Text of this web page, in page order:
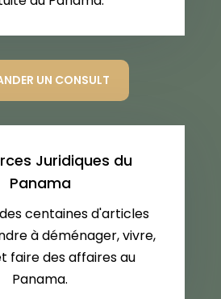
UN CONSULT
Juridiques du
Panama
centaines d'articles
à déménager, vivre,
faire des affaires au
Panama.